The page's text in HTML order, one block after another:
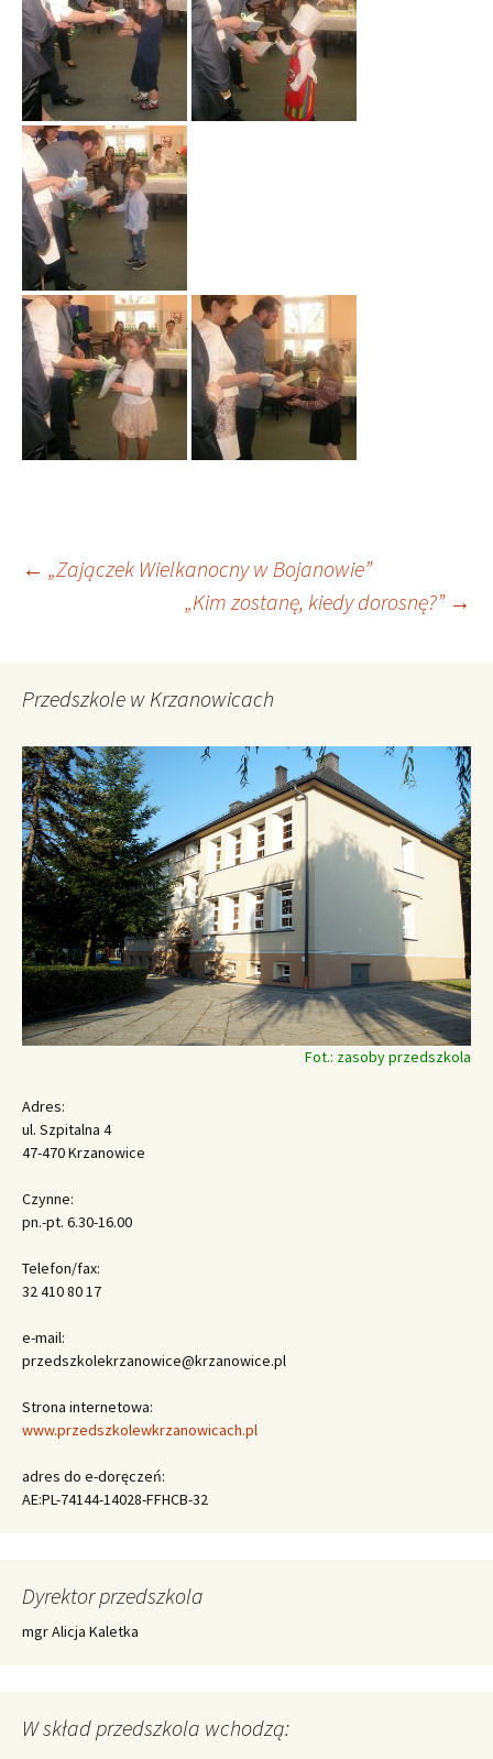
Nawigacja
← „Zajączek Wielkanocny w Bojanowie”
„Kim zostanę, kiedy dorosnę?” →
Przedszkole w Krzanowicach
Fot.: zasoby przedszkola
Adres:
ul. Szpitalna 4
47-470 Krzanowice
Czynne:
pn.-pt. 6.30-16.00
Telefon/fax:
32 410 80 17
e-mail:
przedszkolekrzanowice@krzanowice.pl
Strona internetowa:
www.przedszkolewkrzanowicach.pl
adres do e-doręczeń:
AE:PL-74144-14028-FFHCB-32
Dyrektor przedszkola
mgr Alicja Kaletka
W skład przedszkola wchodzą: